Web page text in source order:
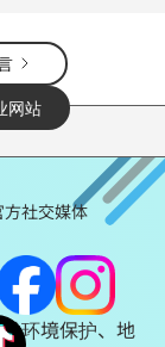
网站
社交媒体
环境保护、地